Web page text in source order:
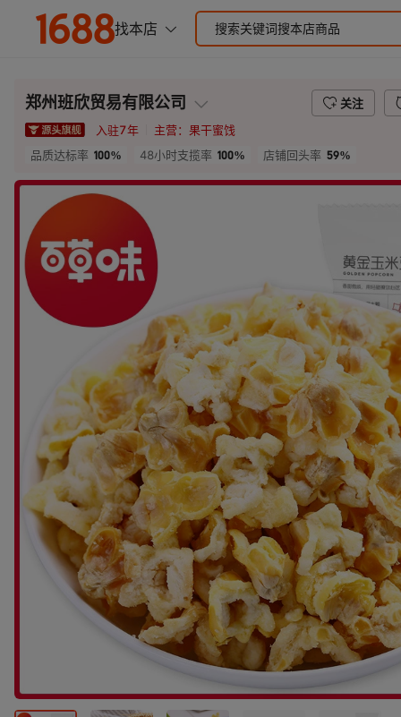
郑州班欣贸易有限公司
关注
入驻7年 主营： 果干蜜饯
品质达标率 100% 48小时支揽率 100% 店铺回头率 59%